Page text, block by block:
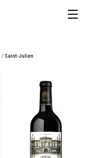
/ Saint-Julien